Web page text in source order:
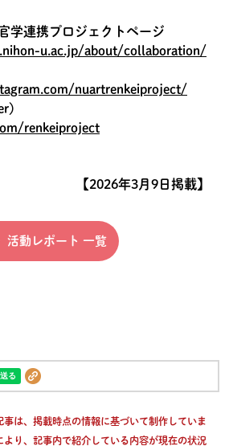
学連携プロジェクトページ
u.ac.jp/about/collaboration/
nuartrenkeiproject/
renkeiproject
【2026年3月9日掲載】
活動レポート 一覧
は、掲載時点の情報に基づいて制作していま
り、記事内で紹介している内容が現在の状況